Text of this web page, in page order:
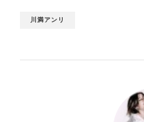
川満アンリ